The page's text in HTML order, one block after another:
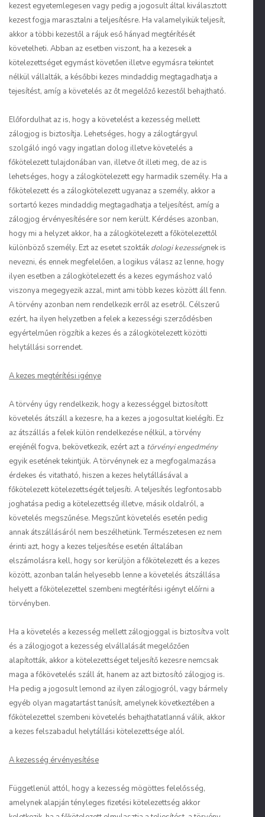
kezest egyetemlegesen vagy pedig a jogosult által kiválasztott
kezest fogja marasztalni a teljesítésre. Ha valamelyikük teljesít,
akkor a többi kezestől a rájuk eső hányad megtérítését
követelheti. Abban az esetben viszont, ha a kezesek a
kötelezettséget egymást követően illetve egymásra tekintet
nélkül vállalták, a későbbi kezes mindaddig megtagadhatja a
tejesítést, amíg a követelés az őt megelőző kezestől behajtható.
Előfordulhat az is, hogy a követelést a kezesség mellett
zálogjog is biztosítja. Lehetséges, hogy a zálogtárgyul
szolgáló ingó vagy ingatlan dolog illetve követelés a
főkötelezett tulajdonában van, illetve őt illeti meg, de az is
lehetséges, hogy a zálogkötelezett egy harmadik személy. Ha a
főkötelezett és a zálogkötelezett ugyanaz a személy, akkor a
sortartó kezes mindaddig megtagadhatja a teljesítést, amíg a
zálogjog érvényesítésére sor nem került. Kérdéses azonban,
hogy mi a helyzet akkor, ha a zálogkötelezett a főkötelezettől
különböző személy. Ezt az esetet szokták dologi kezességnek is
nevezni, és ennek megfelelően, a logikus válasz az lenne, hogy
ilyen esetben a zálogkötelezett és a kezes egymáshoz való
viszonya megegyezik azzal, mint ami több kezes között áll fenn.
A törvény azonban nem rendelkezik erről az esetről. Célszerű
ezért, ha ilyen helyzetben a felek a kezességi szerződésben
egyértelműen rögzítik a kezes és a zálogkötelezett közötti
helytállási sorrendet.
A kezes megtérítési igénye
A törvény úgy rendelkezik, hogy a kezességgel biztosított
követelés átszáll a kezesre, ha a kezes a jogosultat kielégíti. Ez
az átszállás a felek külön rendelkezése nélkül, a törvény
erejénél fogva, bekövetkezik, ezért azt a törvényi engedmény
egyik esetének tekintjük. A törvénynek ez a megfogalmazása
érdekes és vitatható, hiszen a kezes helytállásával a
főkötelezett kötelezettségét teljesíti. A teljesítés legfontosabb
joghatása pedig a kötelezettség illetve, másik oldalról, a
követelés megszűnése. Megszűnt követelés esetén pedig
annak átszállásáról nem beszélhetünk. Természetesen ez nem
érinti azt, hogy a kezes teljesítése esetén általában
elszámolásra kell, hogy sor kerüljön a főkötelezett és a kezes
között, azonban talán helyesebb lenne a követelés átszállása
helyett a főkötelezettel szembeni megtérítési igényt előírni a
törvényben.
Ha a követelés a kezesség mellett zálogjoggal is biztosítva volt
és a zálogjogot a kezesség elvállalását megelőzően
alapították, akkor a kötelezettséget teljesítő kezesre nemcsak
maga a főkövetelés száll át, hanem az azt biztosító zálogjog is.
Ha pedig a jogosult lemond az ilyen zálogjogról, vagy bármely
egyéb olyan magatartást tanúsít, amelynek következtében a
főkötelezettel szembeni követelés behajthatatlanná válik, akkor
a kezes felszabadul helytállási kötelezettsége alól.
A kezesség érvényesítése
Függetlenül attól, hogy a kezesség mögöttes felelősség,
amelynek alapján tényleges fizetési kötelezettség akkor